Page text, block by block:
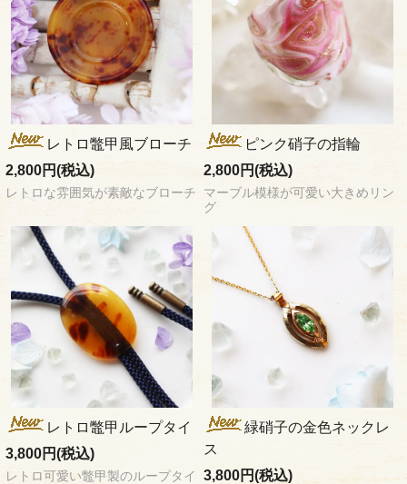
レトロ鼈甲風ブローチ
2,800円(税込)
レトロな雰囲気が素敵なブローチ
ピンク硝子の指輪
2,800円(税込)
マーブル模様が可愛い大きめリン
グ
レトロ鼈甲ループタイ
3,800円(税込)
レトロ可愛い鼈甲製のループタイ
緑硝子の金色ネックレ
ス
3,800円(税込)